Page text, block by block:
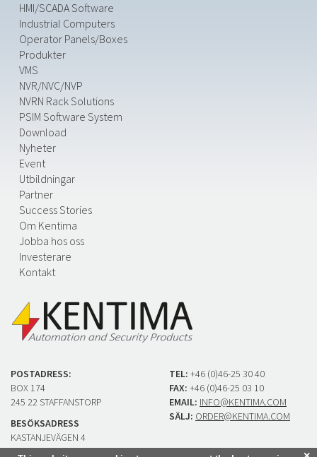
HMI/SCADA Software
Industrial Computers
Operator Panels/Boxes
Produkter
VMS
NVR/NVC/NVP
NVRN Rack Solutions
PSIM Software System
Download
Nyheter
Event
Utbildningar
Partner
Success Stories
Om Kentima
Jobba hos oss
Investerare
Kontakt
POSTADRESS:
BOX 174
245 22 STAFFANSTORP
BESÖKSADRESS
KASTANJEVÄGEN 4
245 44 STAFFANSTORP
TEL: +46 (0)46-25 30 40
FAX: +46 (0)46-25 03 10
EMAIL: INFO@KENTIMA.COM
SÄLJ: ORDER@KENTIMA.COM